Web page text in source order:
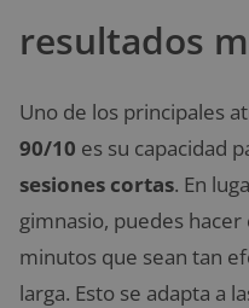
resultados
Uno de los principales
90/10 es su capacidad
sesiones cortas. En
gimnasio, puedes
minutos que sean tan
larga. Esto se adapta a